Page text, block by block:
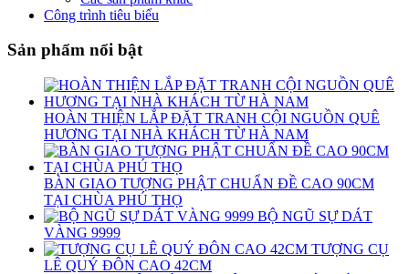
Công trình tiêu biểu
Sản phẩm nổi bật
HOÀN THIỆN LẮP ĐẶT TRANH CỘI NGUỒN QUÊ
HƯƠNG TẠI NHÀ KHÁCH TỪ HÀ NAM
BÀN GIAO TƯỢNG PHẬT CHUẨN ĐỀ CAO 90CM
TẠI CHÙA PHÚ THỌ
BỘ NGŨ SỰ DÁT
VÀNG 9999
TƯỢNG CỤ
LÊ QUÝ ĐÔN CAO 42CM